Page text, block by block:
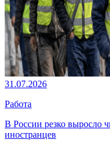
31.07.2026
Работа
В России резко выросло
иностранцев